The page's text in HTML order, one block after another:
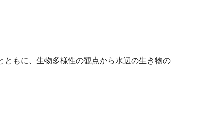
もに、生物多様性の観点から水辺の生き物の